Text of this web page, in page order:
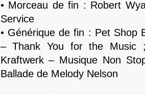
• Morceau de fin : Robert
Service
• Générique de fin : Pet Shop
– Thank You for the
Kraftwerk – Musique Non
Ballade de Melody Nelson